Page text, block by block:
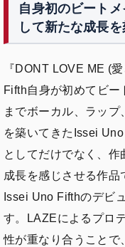
自身初のビート
して新たな成長
『DONT LOVE ME (
Fifth自身が初めてビ
までボーカル、ラッ
を築いてきたIssei
としてだけでなく、
成長を感じさせる作品
Issei Uno Fifthのデビ
す。LAZEによるプロ
性が重なり合うことで